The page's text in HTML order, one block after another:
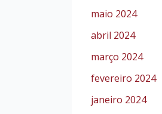
maio 2024
abril 2024
março 2024
fevereiro 2024
janeiro 2024